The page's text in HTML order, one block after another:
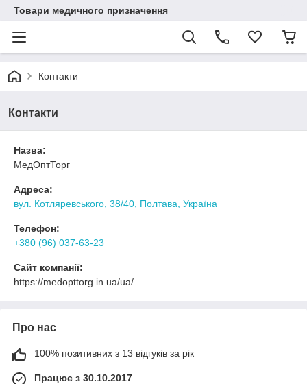
Товари медичного призначення
Контакти
Контакти
Назва:
МедОптТорг
Адреса:
вул. Котляревського, 38/40, Полтава, Україна
Телефон:
+380 (96) 037-63-23
Сайт компанії:
https://medopttorg.in.ua/ua/
Про нас
100% позитивних з 13 відгуків за рік
Працює з 30.10.2017